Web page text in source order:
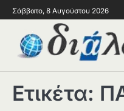
Σάββατο, 8 Αυγούστου 2026
Ετικέτα: